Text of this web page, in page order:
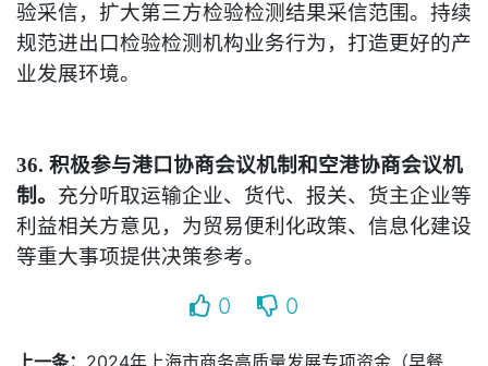
验采信，扩大第三方检验检测结果采信范围。持续
规范进出口检验检测机构业务行为，打造更好的产
业发展环境。
36. 积极参与港口协商会议机制和空港协商会议机
制。 充分听取运输企业、货代、报关、货主企业等
利益相关方意见，为贸易便利化政策、信息化建设
等重大事项提供决策参考。
0 0
上一条： 2024年上海市商务高质量发展专项资金（早餐工程、家政服务、家电维修服务、燃气安全整治项目）申报指南来了！